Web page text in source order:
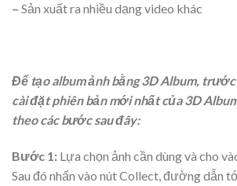
– Sản xuất ra nhiều dạng video khác
Để tạo album ảnh bằng 3D Album,
cài đặt phiên bản mới nhất của 3D
theo các bước sau đây:
Bước 1: Lựa chọn ảnh cần dùng và cho
Sau đó nhấn vào nút Collect, đường dẫn